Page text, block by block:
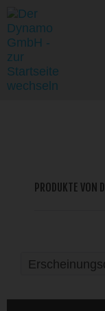
PRODUKTE VON